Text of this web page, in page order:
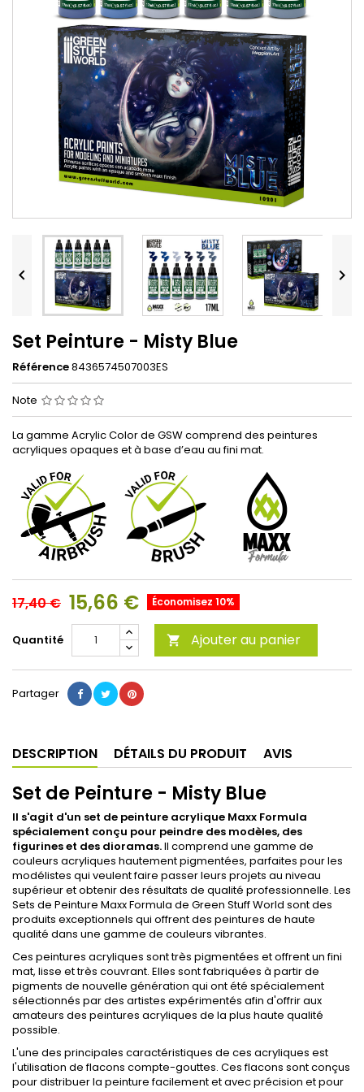
 
Set Peinture - Misty Blue
Référence8436574507003ES
Note
La gamme Acrylic Color de GSW comprend des peintures
acryliques opaques et à base d’eau au fini mat.
17,40 € 15,66 € Économisez 10%
Quantité  Ajouter au panier
Partager
DESCRIPTION DÉTAILS DU PRODUIT AVIS
Set de Peinture - Misty Blue
Il s'agit d'un set de peinture acrylique Maxx Formula
spécialement conçu pour peindre des modèles, des
figurines et des dioramas.Il comprend une gamme de
couleurs acryliques hautement pigmentées, parfaites pour les
modélistes qui veulent faire passer leurs projets au niveau
supérieur et obtenir des résultats de qualité professionnelle. Les
Sets de Peinture Maxx Formula de Green Stuff World sont des
produits exceptionnels qui offrent des peintures de haute
qualité dans une gamme de couleurs vibrantes.
Ces peintures acryliques sont très pigmentées et offrent un fini
mat, lisse et très couvrant. Elles sont fabriquées à partir de
pigments de nouvelle génération qui ont été spécialement
sélectionnés par des artistes expérimentés afin d'offrir aux
amateurs des peintures acryliques de la plus haute qualité
possible.
L'une des principales caractéristiques de ces acryliques est
l'utilisation de flacons compte-gouttes. Ces flacons sont conçus
pour distribuer la peinture facilement et avec précision et pour